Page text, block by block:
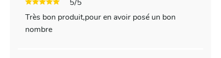
5/5
Très bon produit,pour en avoir posé un bon
nombre